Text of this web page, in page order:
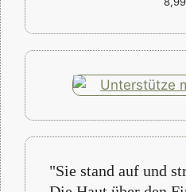
"Sie stand auf und